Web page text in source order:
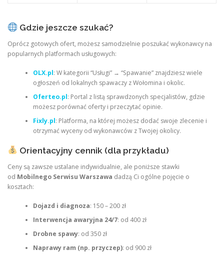
Gdzie jeszcze szukać?
Oprócz gotowych ofert, możesz samodzielnie poszukać wykonawcy na
popularnych platformach usługowych:
OLX.pl: W kategorii “Usługi” → “Spawanie” znajdziesz wiele
ogłoszeń od lokalnych spawaczy z Wołomina i okolic.
Oferteo.pl: Portal z listą sprawdzonych specjalistów, gdzie
możesz porównać oferty i przeczytać opinie.
Fixly.pl: Platforma, na której możesz dodać swoje zlecenie i
otrzymać wyceny od wykonawców z Twojej okolicy.
Orientacyjny cennik (dla przykładu)
Ceny są zawsze ustalane indywidualnie, ale poniższe stawki
od Mobilnego Serwisu Warszawa dadzą Ci ogólne pojęcie o
kosztach:
Dojazd i diagnoza: 150 – 200 zł
Interwencja awaryjna 24/7: od 400 zł
Drobne spawy: od 350 zł
Naprawy ram (np. przyczep): od 900 zł